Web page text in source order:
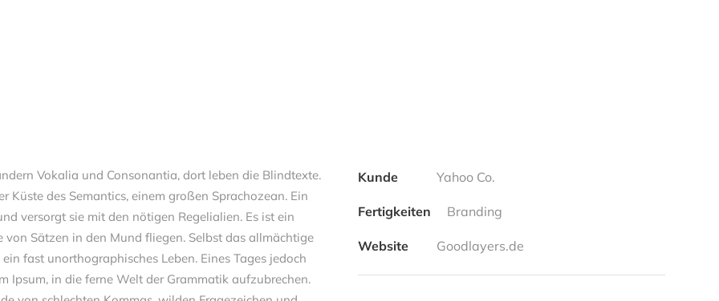
Vokalia und Consonantia, dort leben die Blindtexte.
des Semantics, einem großen Sprachozean. Ein
versorgt sie mit den nötigen Regelialien. Es ist ein
Sätzen in den Mund fliegen. Selbst das allmächtige
fast unorthographisches Leben. Eines Tages jedoch
Ipsum, in die ferne Welt der Grammatik aufzubrechen.
Kunde Yahoo Co.
Fertigkeiten Branding
Website Goodlayers.de